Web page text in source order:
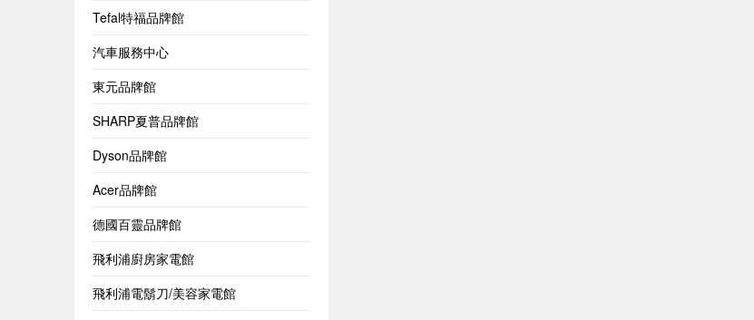
Tefal特福品牌館
汽車服務中心
東元品牌館
SHARP夏普品牌館
Dyson品牌館
Acer品牌館
德國百靈品牌館
飛利浦廚房家電館
飛利浦電鬍刀/美容家電館